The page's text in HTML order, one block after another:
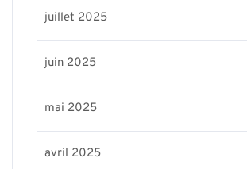
juillet 2025
juin 2025
mai 2025
avril 2025